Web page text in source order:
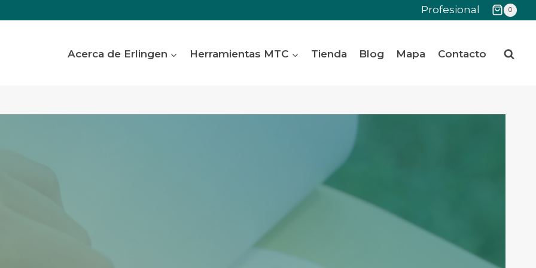
Profesional 0
Acerca de Erlingen Herramientas MTC Tienda Blog Mapa Contacto